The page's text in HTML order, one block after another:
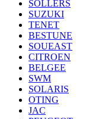
SOLLERS
SUZUKI
TENET
BESTUNE
SOUEAST
CITROEN
BELGEE
SWM
SOLARIS
OTING
JAC